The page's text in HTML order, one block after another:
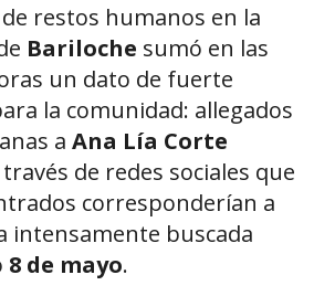
restos humanos en la
Bariloche sumó en las
un dato de fuerte
la comunidad: allegados
a Ana Lía Corte
de redes sociales que
corresponderían a
intensamente buscada
8 de mayo.